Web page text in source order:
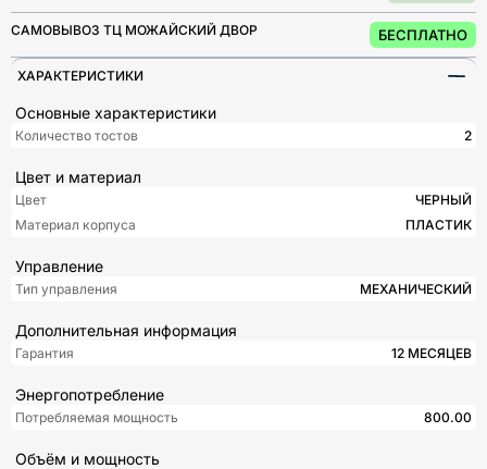
САМОВЫВОЗ ТЦ МОЖАЙСКИЙ ДВОР БЕСПЛАТНО
ХАРАКТЕРИСТИКИ
Основные характеристики
Количество тостов 2
Цвет и материал
Цвет
ЧЕРНЫЙ
Материал корпуса
ПЛАСТИК
Управление
Тип управления МЕХАНИЧЕСКИЙ
Дополнительная информация
Гарантия 12 МЕСЯЦЕВ
Энергопотребление
Потребляемая мощность 800.00
Объём и мощность